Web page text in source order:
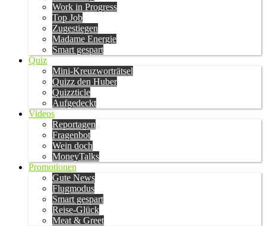
Work in Progress
Top Job
Zugestiegen
Madame Energie
Smart gespart
Quiz
Mini-Kreuzworträtsel
Quizz den Huber
Quizzticle
Aufgedeckt
Videos
Reportagen
Fragenbot
Wein doch
MoneyTalks
Promotionen
Gute News
Flugmodus
Smart gespart
Reise-Glück
Meat & Greet